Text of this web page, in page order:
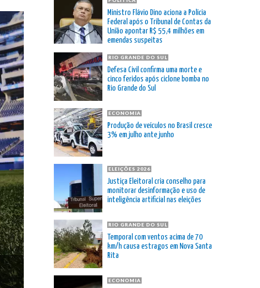
Ministro Flávio Dino aciona a Polícia
Federal após o Tribunal de Contas da
União apontar R$ 55,4 milhões em
emendas suspeitas
RIO GRANDE DO SUL
Defesa Civil confirma uma morte e
cinco feridos após ciclone bomba no
Rio Grande do Sul
ECONOMIA
Produção de veículos no Brasil cresce
3% em julho ante junho
ELEIÇÕES 2026
Justiça Eleitoral cria conselho para
monitorar desinformação e uso de
inteligência artificial nas eleições
RIO GRANDE DO SUL
Temporal com ventos acima de 70
km/h causa estragos em Nova Santa
Rita
ECONOMIA